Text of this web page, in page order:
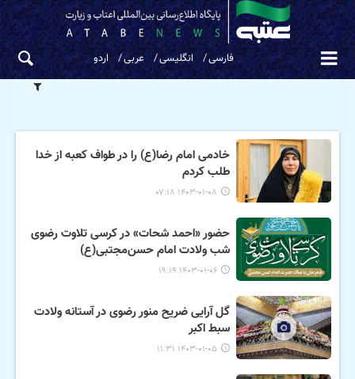
فارسی انگلیسی عربی اردو
خادمی امام رضا(ع) را در طواف کعبه از خدا
طلب کردم
۱۴۰۳-۰۱-۰۸ ۰۷:۱۸
حضور «احمد شحات» در کرسی تلاوت رضوی
شب ولادت امام حسن‌مجتبی(ع)
۱۴۰۳-۰۱-۰۶ ۱۹:۱۹
گل آرایی ضریح منور رضوی در آستانه ولادت
سبط اکبر
۱۴۰۳-۰۱-۰۵ ۱۱:۳۱